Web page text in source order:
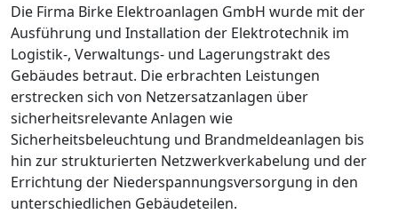
Die Firma Birke Elektroanlagen GmbH wurde mit der
Ausführung und Installation der Elektrotechnik im
Logistik-, Verwaltungs- und Lagerungstrakt des
Gebäudes betraut. Die erbrachten Leistungen
erstrecken sich von Netzersatzanlagen über
sicherheitsrelevante Anlagen wie
Sicherheitsbeleuchtung und Brandmeldeanlagen bis
hin zur strukturierten Netzwerkverkabelung und der
Errichtung der Niederspannungsversorgung in den
unterschiedlichen Gebäudeteilen.